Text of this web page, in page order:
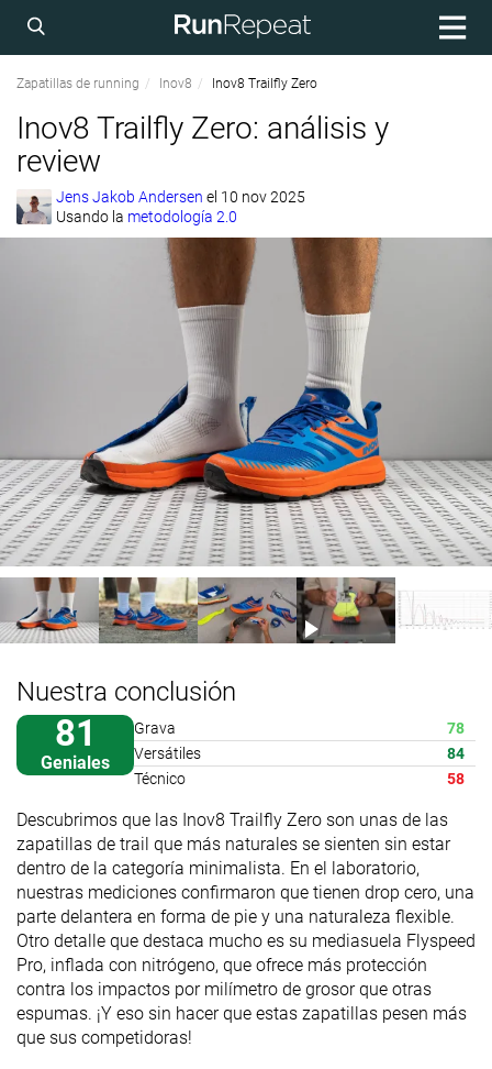
Zapatillas de running Inov8 Inov8 Trailfly Zero
Inov8 Trailfly Zero: análisis y
review
Jens Jakob Andersen el 10 nov 2025
Usando la metodología 2.0
Nuestra conclusión
81
Geniales
Grava
78
Versátiles
84
Técnico
58
Descubrimos que las Inov8 Trailfly Zero son unas de las
zapatillas de trail que más naturales se sienten sin estar
dentro de la categoría minimalista. En el laboratorio,
nuestras mediciones confirmaron que tienen drop cero, una
parte delantera en forma de pie y una naturaleza flexible.
Otro detalle que destaca mucho es su mediasuela Flyspeed
Pro, inflada con nitrógeno, que ofrece más protección
contra los impactos por milímetro de grosor que otras
espumas. ¡Y eso sin hacer que estas zapatillas pesen más
que sus competidoras!